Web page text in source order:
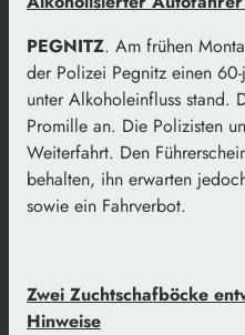
PEGNITZ. Am frühen
der Polizei Pegnitz einen
unter Alkoholeinfluss stand.
Promille an. Die Polizisten
Weiterfahrt. Den
behalten, ihn erwarten
sowie ein Fahrverbot.
Zwei Zuchtschafböcke
Hinweise